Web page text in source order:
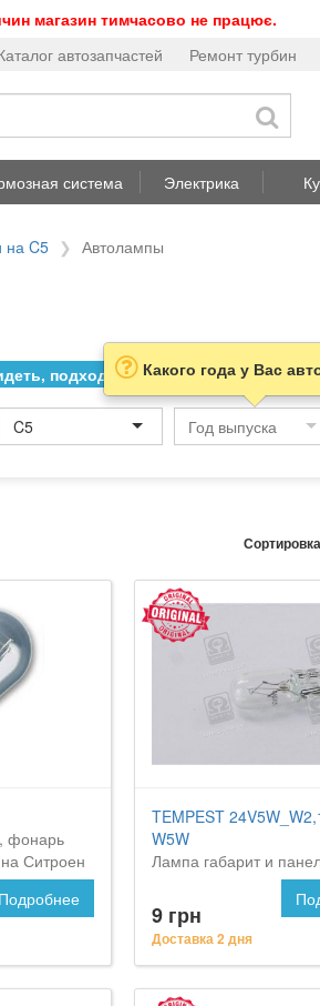
магазин тимчасово не працює.
автозапчастей Ремонт турбин
система Электрика
на C5 Автолампы
подходит ли товар к нему
C5
Какого года у Вас
фонарь
Ситроен
Подробнее
TEMPEST
W5W
Лампа габарит и
приборов w2,1x9,5d
<tempest> на
9 грн
Доставка 2 дня